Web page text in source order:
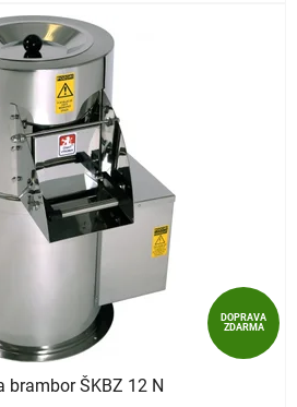
DOPRAVA
ZDARMA
brambor ŠKBZ 12 N